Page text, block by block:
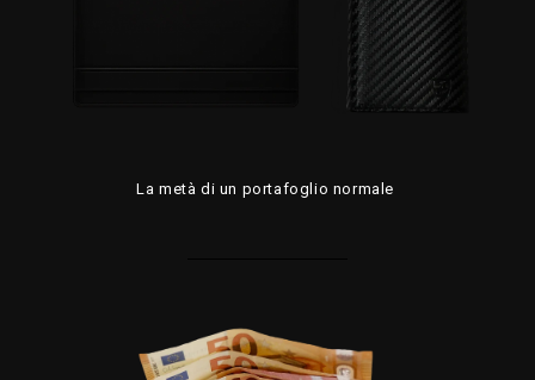
La metà di un portafoglio normale